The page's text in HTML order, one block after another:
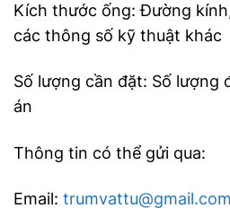
Kích thước ống: Đường
các thông số kỹ thuật khác
Số lượng cần đặt: Số lượng
án
Thông tin có thể gửi qua:
Email: trumvattu@gmail.com